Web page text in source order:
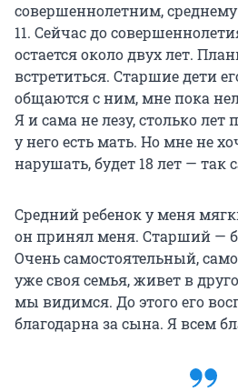
совершеннолетним,
11. Сейчас до
остается около двух лет.
встретиться. Старшие дети
общаются с ним, мне пока
Я и сама не лезу, столько лет
у него есть мать. Но мне не
нарушать, будет 18 лет — так
Средний ребенок у меня
он принял меня. Старший —
Очень самостоятельный,
уже своя семья, живет в
мы видимся. До этого его
благодарна за сына. Я всем